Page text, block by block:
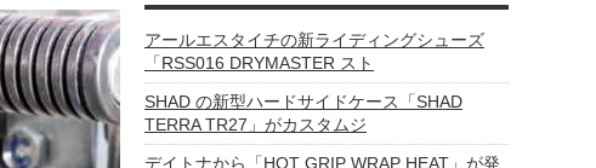
アールエスタイチの新ライディングシューズ
「RSS016 DRYMASTER スト
SHAD の新型ハードサイドケース「SHAD
TERRA TR27」がカスタムジ
デイトナから「HOT GRIP WRAP HEAT」が発